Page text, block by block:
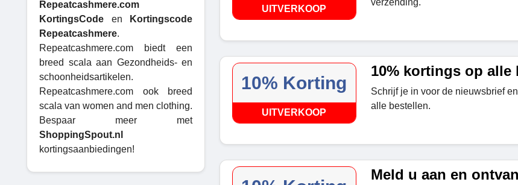
Repeatcashmere.com
KortingsCode en
Kortingscode
Repeatcashmere.
Repeatcashmere.com biedt een
breed scala aan Gezondheids- en
schoonheidsartikelen.
Repeatcashmere.com ook breed
scala van women and men clothing.
Bespaar meer met
ShoppingSpout.nl
kortingsaanbiedingen!
UITVERKOOP
verzending.
10% Korting
UITVERKOOP
10% kortings op alle
Schrijf je in voor de nieuwsbrief
alle bestellen.
Meld u aan en